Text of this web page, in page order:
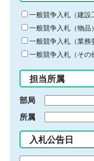
る
キ
ー
ワ
ー
ド
入
力
一般競争入札（建設
一般競争入札（物品）
一般競争入札（業務
一般競争入札（その
担当所属
部局
所属
入札公告日